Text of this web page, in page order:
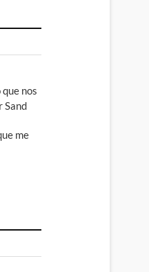
nos
Sand
me